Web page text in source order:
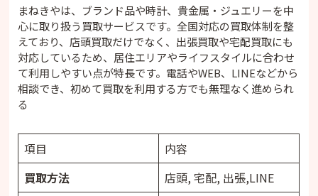
・Q6. 金メッキのネックレスは売れますか？
まとめ
まねきやは、ブランド品や時計、貴金属・ジュエリーを中
心に取り扱う買取サービスです。全国対応の買取体制を整
えており、店頭買取だけでなく、出張買取や宅配買取にも
対応しているため、居住エリアやライフスタイルに合わせ
て利用しやすい点が特長です。電話やWEB、LINEなどから
相談でき、初めて買取を利用する方でも無理なく進められ
る
項目
内容
買取方法
店頭, 宅配, 出張,LINE